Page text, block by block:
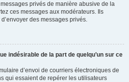
messages privés de manière abusive de la
ces messages aux modérateurs. Ils
des messages privés.
indésirable de la part de quelqu’un sur ce
d’envoi de courriers électroniques de
qui essaient de repérer les utilisateurs